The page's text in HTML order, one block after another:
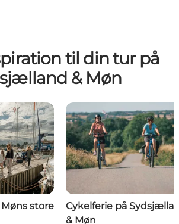
til din tur på
& Møn
store
Cykelferie på
& Møn